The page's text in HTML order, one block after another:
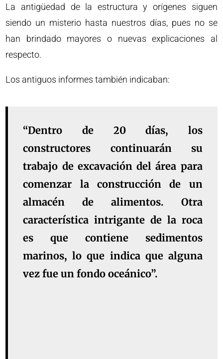
La antigüedad de la estructura y orígenes siguen
siendo un misterio hasta nuestros días, pues no se
han brindado mayores o nuevas explicaciones al
respecto.
Los antiguos informes también indicaban:
“Dentro de 20 días, los
constructores continuarán su
trabajo de excavación del área para
comenzar la construcción de un
almacén de alimentos. Otra
característica intrigante de la roca
es que contiene sedimentos
marinos, lo que indica que alguna
vez fue un fondo oceánico”.